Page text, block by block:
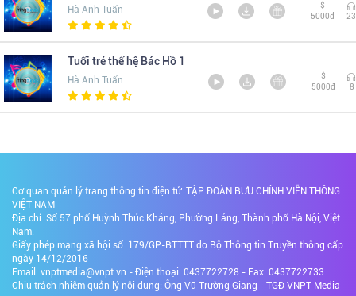
Hà Anh Tuấn
$
5000đ
23
Tuổi trẻ thế hệ Bác Hồ 1
Hà Anh Tuấn
$
5000đ
8
Cơ quan quản lý trang thông tin điện tử: TẬP ĐOÀN BƯU CHÍNH VIỄN THÔNG
VIỆT NAM
Địa chỉ: Số 57 phố Huỳnh Thúc Kháng, Phường Láng, Thành phố Hà Nội, Việt
Nam.
Giấy phép mạng xã hội số: 179/GP-BTTTT do Bộ Thông tin Truyền thông cấp
ngày 14/12/2016
Email: vnptmedia@vnpt.vn - Điện thoại: 0437722728 - Fax: 0437722733
Chịu trách nhiệm quản lý nội dung: Ông Vũ Trường Giang - TGĐ VNPT Media